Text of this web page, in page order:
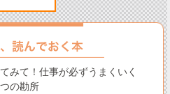
みて！仕事が必ずうまくいく
の勘所